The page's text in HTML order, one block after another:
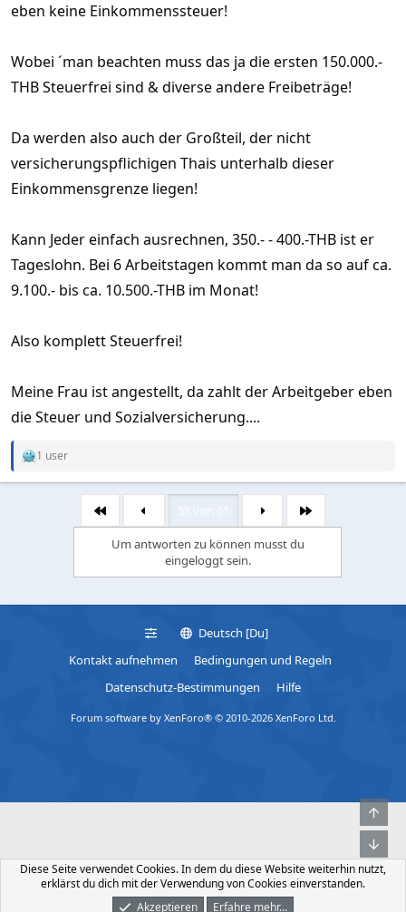
machen, also ich habe hier in den letzten 36
Jahren noch keine gemacht!
Jetzt ist es Pflicht für Jeden der diese 180
Tage hier lebt, sich eine TIN
aussagt das er damit auch
Einkommenssteuer zahlen muss!
informiert bin nicht die Steuerpflicht, weil
es ja auch eine Überweisung nach Thailand
ist. Lasse mich da gerne eines anderen
Wenn ein Beamter des Finanzamts sagt das
Du nicht Steuerpflichtig bist, bekommst Du
darüber aber nichts Schriftliches!
Beim nächsten Mal ein anderer Beamter…
Der anderer Meinung ist…???
Evtl. Steuer nachzahlen…???
Thailändischen Bank überwiesen.
Nachdem ich eine Steuernummer hatte,
musste ich eben dieses Bankstatement
eben keine Einkommenssteuer!
Wobei ´man beachten muss das ja die ersten 150.000.-
THB Steuerfrei sind & diverse andere Freibeträge!
Da werden also auch der Großteil, der nicht
versicherungspflichigen Thais unterhalb dieser
Einkommensgrenze liegen!
Kann Jeder einfach ausrechnen, 350.- - 400.-THB ist er
Tageslohn. Bei 6 Arbeitstagen kommt man da so auf ca.
9.100.- bis ca. 10.500.-THB im Monat!
Also komplett Steuerfrei!
Meine Frau ist angestellt, da zahlt der Arbeitgeber eben
die Steuer und Sozialversicherung....
R
1 user
Erste
Letzte
Um antworten zu können musst du
eingeloggt sein.
Deutsch [Du]
Kontakt aufnehmen
Bedingungen und Regeln
Datenschutz-Bestimmungen
Hilfe
Forum software by XenForo® © 2010-2026 XenForo Ltd.
Diese Seite verwendet Cookies. In dem du diese Website weiterhin nutzt,
erklärst du dich mit der Verwendung von Cookies einverstanden.
Akzeptieren
Erfahre mehr…